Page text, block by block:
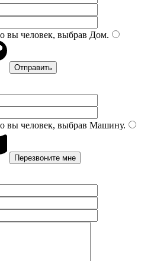
вы человек, выбрав Дом.
вы человек, выбрав Машину.